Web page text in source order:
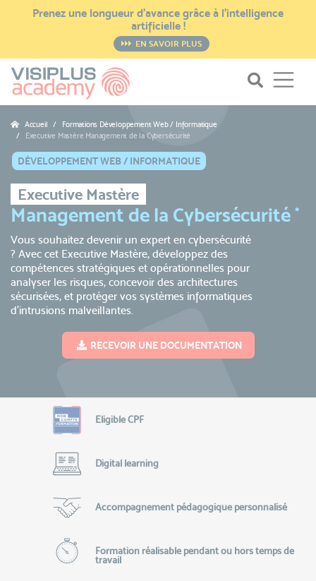
Prenez une longueur d’avance grâce à l’intelligence
artificielle !
EN SAVOIR PLUS
Accueil
Formations Développement Web / Informatique
Executive Mastère Management de la Cybersécurité
DÉVELOPPEMENT WEB / INFORMATIQUE
Executive Mastère
Management de la Cybersécurité *
Vous souhaitez devenir un expert en cybersécurité
? Avec cet Executive Mastère, développez des
compétences stratégiques et opérationnelles pour
analyser les risques, concevoir des architectures
sécurisées, et protéger vos systèmes informatiques
d’intrusions malveillantes.
RECEVOIR UNE DOCUMENTATION
Eligible CPF
Digital learning
Accompagnement pédagogique personnalisé
Formation réalisable pendant ou hors temps de
travail